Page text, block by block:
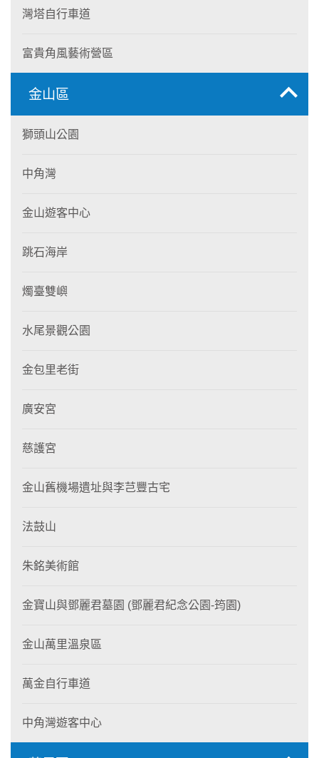
灣塔自行車道
富貴角風藝術營區
金山區
獅頭山公園
中角灣
金山遊客中心
跳石海岸
燭臺雙嶼
水尾景觀公園
金包里老街
廣安宮
慈護宮
金山舊機場遺址與李芑豐古宅
法鼓山
朱銘美術館
金寶山與鄧麗君墓園 (鄧麗君紀念公園-筠園)
金山萬里溫泉區
萬金自行車道
中角灣遊客中心